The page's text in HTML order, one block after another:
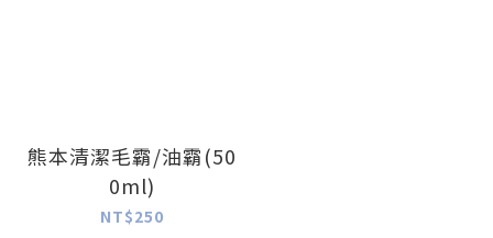
熊本清潔毛霸/油霸(50
0ml)
NT$250